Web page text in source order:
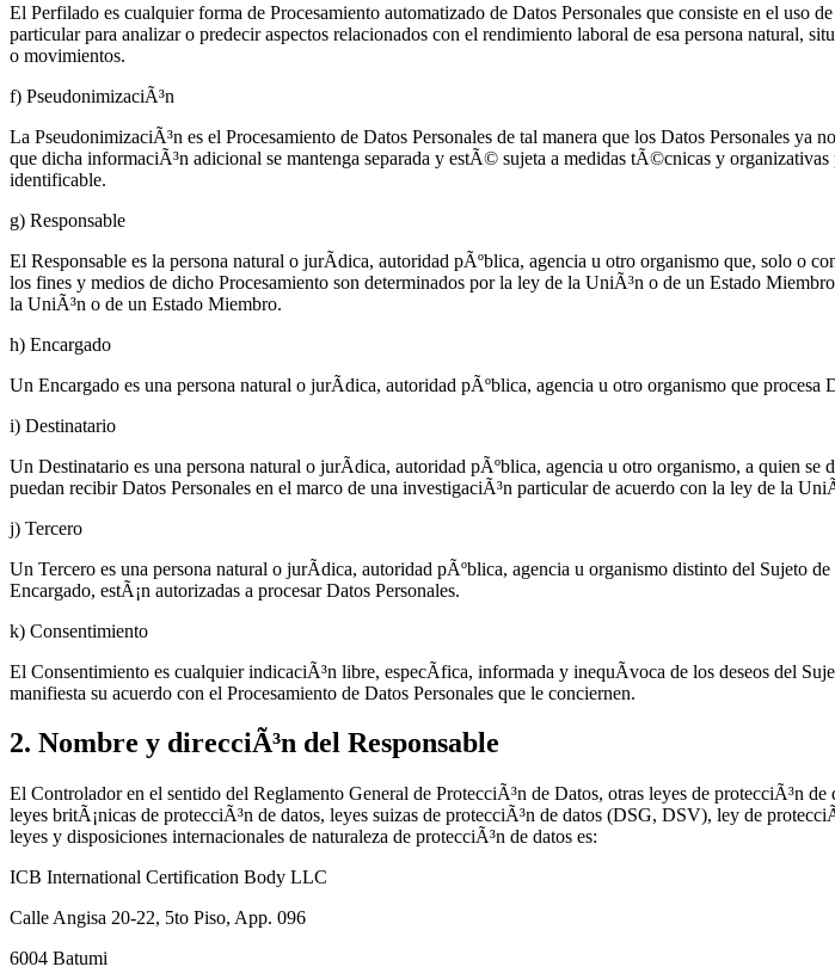
El Perfilado es cualquier forma de Procesamiento automatizado de Datos Personales que consiste en el uso
particular para analizar o predecir aspectos relacionados con el rendimiento laboral de esa persona natural,
o movimientos.
f) PseudonimizaciÃ³n
La PseudonimizaciÃ³n es el Procesamiento de Datos Personales de tal manera que los Datos Personales
que dicha informaciÃ³n adicional se mantenga separada y estÃ© sujeta a medidas tÃ©cnicas y
identificable.
g) Responsable
El Responsable es la persona natural o jurÃ­dica, autoridad pÃºblica, agencia u otro organismo que, solo o
los fines y medios de dicho Procesamiento son determinados por la ley de la UniÃ³n o de un Estado
la UniÃ³n o de un Estado Miembro.
h) Encargado
Un Encargado es una persona natural o jurÃ­dica, autoridad pÃºblica, agencia u otro organismo que procesa
i) Destinatario
Un Destinatario es una persona natural o jurÃ­dica, autoridad pÃºblica, agencia u otro organismo, a quien
puedan recibir Datos Personales en el marco de una investigaciÃ³n particular de acuerdo con la ley de la
j) Tercero
Un Tercero es una persona natural o jurÃ­dica, autoridad pÃºblica, agencia u organismo distinto del Sujeto
Encargado, estÃ¡n autorizadas a procesar Datos Personales.
k) Consentimiento
El Consentimiento es cualquier indicaciÃ³n libre, especÃ­fica, informada y inequÃ­voca de los deseos del
manifiesta su acuerdo con el Procesamiento de Datos Personales que le conciernen.
2. Nombre y direcciÃ³n del Responsable
El Controlador en el sentido del Reglamento General de ProtecciÃ³n de Datos, otras leyes de protecciÃ³n
leyes britÃ¡nicas de protecciÃ³n de datos, leyes suizas de protecciÃ³n de datos (DSG, DSV), ley de
leyes y disposiciones internacionales de naturaleza de protecciÃ³n de datos es:
ICB International Certification Body LLC
Calle Angisa 20-22, 5to Piso, App. 096
6004 Batumi